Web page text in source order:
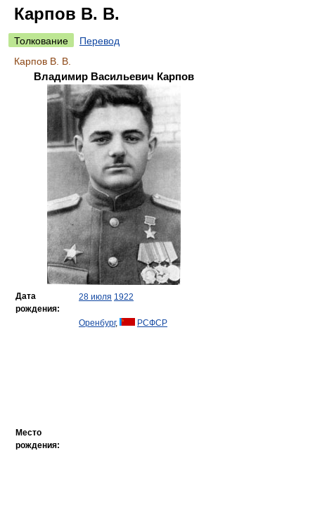
Карпов В. В.
Толкование
Перевод
Карпов В. В.
Владимир Васильевич Карпов
Дата
рождения:
28 июля 1922
Место
рождения:
Оренбург, РСФСР